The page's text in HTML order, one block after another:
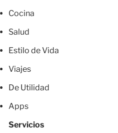
Cocina
Salud
Estilo de Vida
Viajes
De Utilidad
Apps
Servicios